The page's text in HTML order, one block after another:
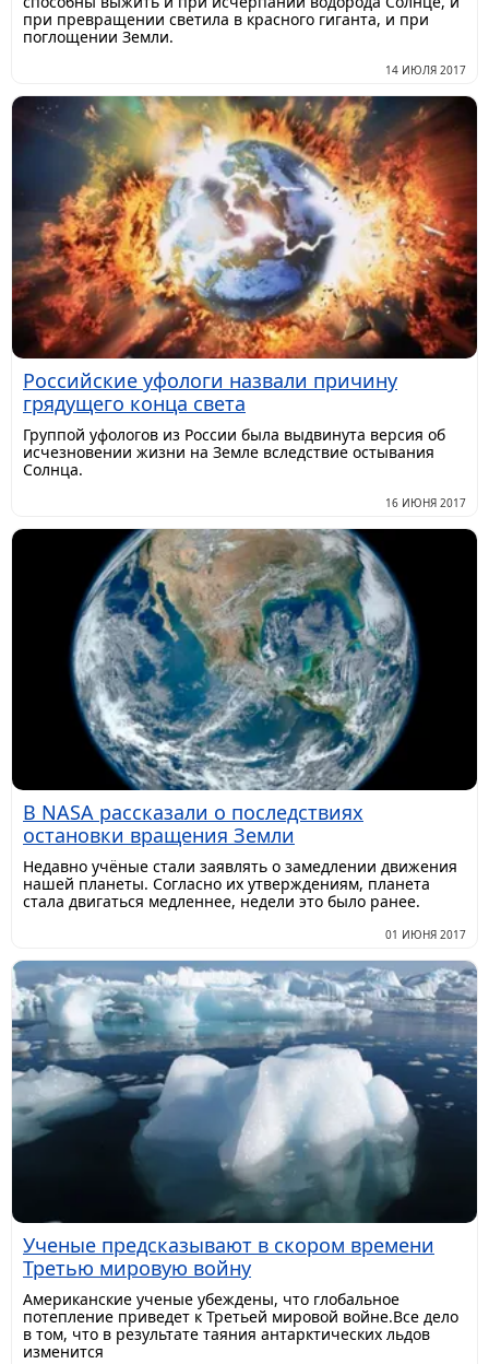
при превращении светила в красного гиганта, и при
поглощении Земли.
14 ИЮЛЯ 2017
Российские уфологи назвали причину
грядущего конца света
Группой уфологов из России была выдвинута версия об
исчезновении жизни на Земле вследствие остывания
Солнца.
16 ИЮНЯ 2017
В NASA рассказали о последствиях
остановки вращения Земли
​Недавно учёные стали заявлять о замедлении движения
нашей планеты. Согласно их утверждениям, планета
стала двигаться медленнее, недели это было ранее.
01 ИЮНЯ 2017
Ученые предсказывают в скором времени
Третью мировую войну
Американские ученые убеждены, что глобальное
потепление приведет к Третьей мировой войне.Все дело
в том, что в результате таяния антарктических льдов
изменится